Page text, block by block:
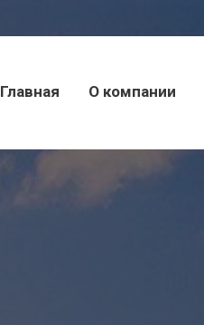
Главная О компании